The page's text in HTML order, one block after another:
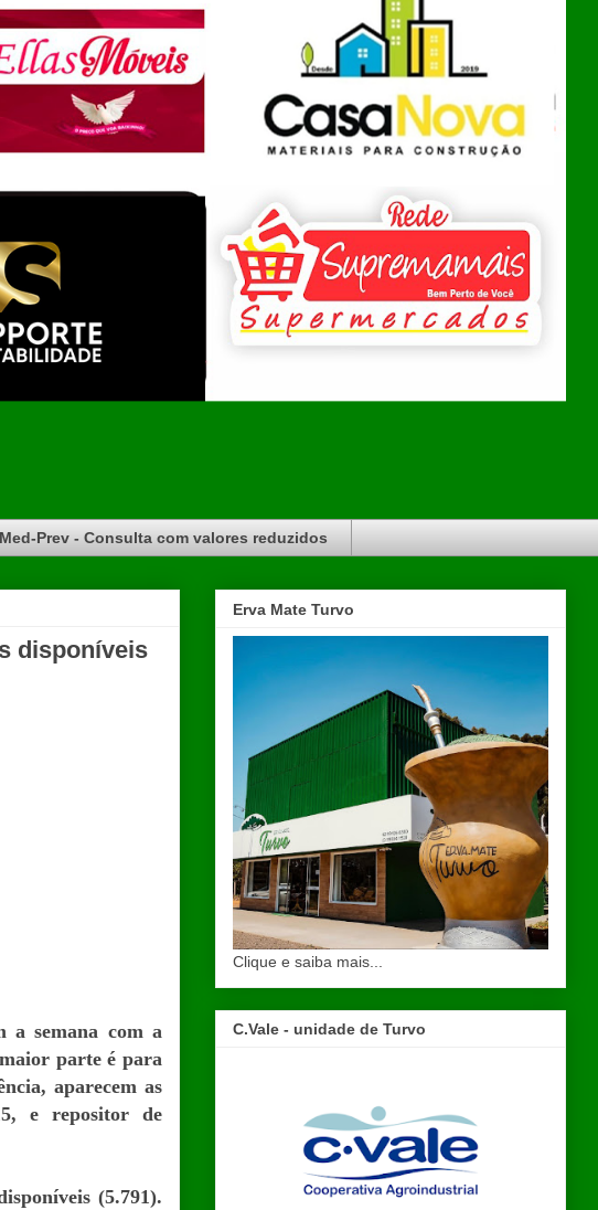
Med-Prev - Consulta com valores reduzidos
disponíveis
a semana com a
parte é para
aparecem as
e repositor de
(5.791).
Erva Mate Turvo
Clique e saiba mais...
C.Vale - unidade de Turvo